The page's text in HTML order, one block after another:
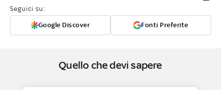
Seguici su:
Google Discover Fonti Preferite
Quello che devi sapere